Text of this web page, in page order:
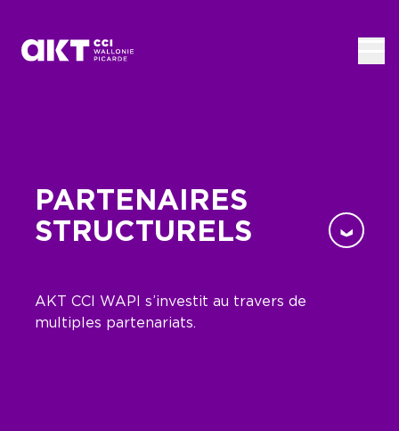
PARTENAIRES
STRUCTURELS
AKT CCI WAPI s’investit au travers de
multiples partenariats.